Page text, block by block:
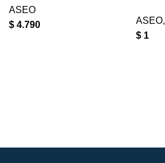
ASEO
$ 4.790 ASEO,
$ 1